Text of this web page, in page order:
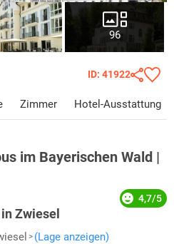
96
ID: 41922
Zimmer Hotel-Ausstattung
im Bayerischen Wald |
Zwiesel
4,7/5
(Lage anzeigen)